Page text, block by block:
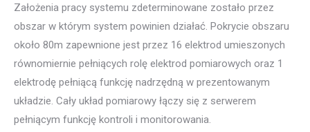
Założenia pracy systemu zdeterminowane zostało przez
obszar w którym system powinien działać. Pokrycie obszaru
około 80m zapewnione jest przez 16 elektrod umieszonych
równomiernie pełniących rolę elektrod pomiarowych oraz 1
elektrodę pełniącą funkcję nadrzędną w prezentowanym
układzie. Cały układ pomiarowy łączy się z serwerem
pełniącym funkcję kontroli i monitorowania.